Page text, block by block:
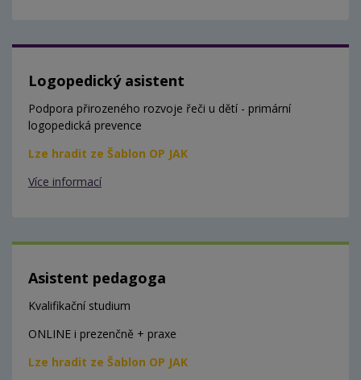
Logopedický asistent
Podpora přirozeného rozvoje řeči u dětí - primární
logopedická prevence
Lze hradit ze Šablon OP JAK
Více informací
Asistent pedagoga
Kvalifikační studium
ONLINE i prezenčně + praxe
Lze hradit ze Šablon OP JAK